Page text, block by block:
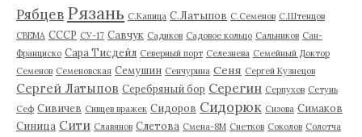
Рябцев Рязань С.Капица С.Латыпов С.Семенов С.Штенцов
СВЕМА СССР СУ-17 Савчук Садиков Садовое кольцо Сальников Сан-
Франциско Сара Тисдейл Северный порт Селезнева Семейный Доктор
Семенов Семеновская Семушин Сенчурина Сеня Сергей Кузнецов
Сергей Латыпов Серебряный бор Серегин Серпухов Сетунь
Сеф Сивичев Сивцев вражек Сидоров Сидорюк Сизова Симаков
Синица Сити Славянов Слетова Смена-8М Снетков Соколов Солотча